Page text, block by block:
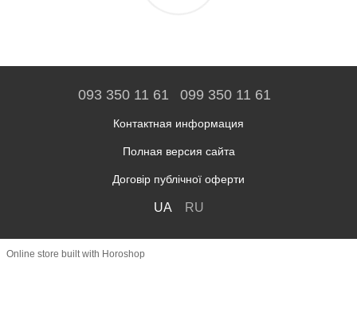
093 350 11 61 099 350 11 61
Контактная информация
Полная версия сайта
Договір публічної оферти
UA RU
Online store built with Horoshop